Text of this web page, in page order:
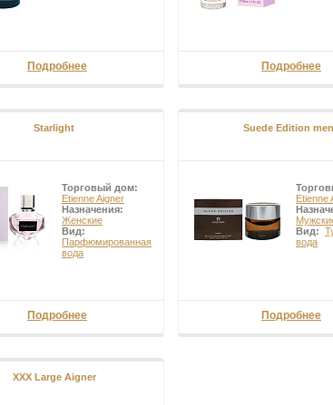
Подробнее Подробнее
Starlight
Торговый дом:
Etienne Aigner
Назначения:
Женские
Вид:
Парфюмированная
вода
Подробнее
Suede Edition men
Etienne
Вид:
вода
Подробнее
XXX Large Aigner